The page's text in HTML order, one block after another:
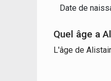
Date de
Quel âge a
L'âge de